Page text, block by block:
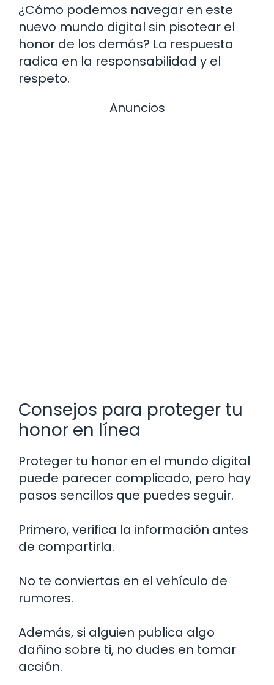
¿Cómo podemos navegar en este
nuevo mundo digital sin pisotear el
honor de los demás? La respuesta
radica en la responsabilidad y el
respeto.
Anuncios
Consejos para proteger tu
honor en línea
Proteger tu honor en el mundo digital
puede parecer complicado, pero hay
pasos sencillos que puedes seguir.
Primero, verifica la información antes
de compartirla.
No te conviertas en el vehículo de
rumores.
Además, si alguien publica algo
dañino sobre ti, no dudes en tomar
acción.